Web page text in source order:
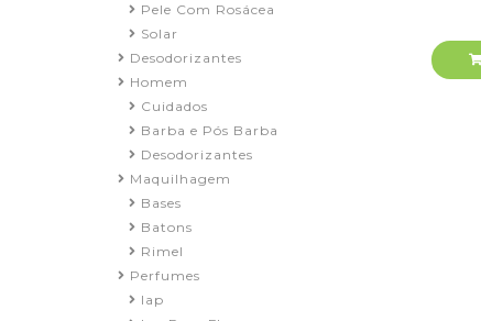
Pele Com Rosácea
Solar
Desodorizantes
Homem
Cuidados
Barba e Pós Barba
Desodorizantes
Maquilhagem
Bases
Batons
Rimel
Perfumes
Iap